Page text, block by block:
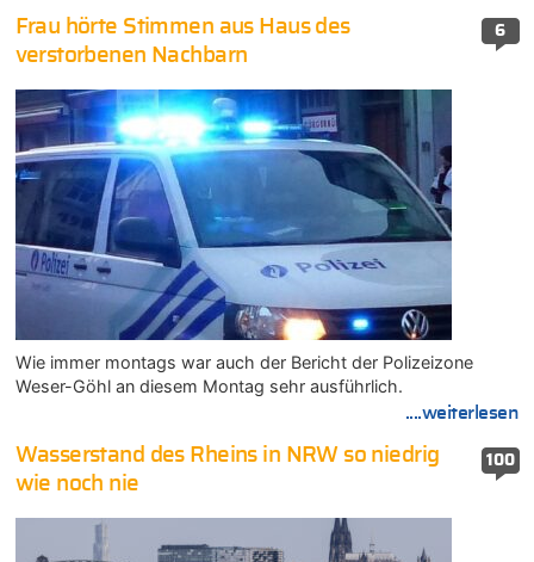
6
Frau hörte Stimmen aus Haus des
verstorbenen Nachbarn
Wie immer montags war auch der Bericht der Polizeizone
Weser-Göhl an diesem Montag sehr ausführlich.
....weiterlesen
100
Wasserstand des Rheins in NRW so niedrig
wie noch nie